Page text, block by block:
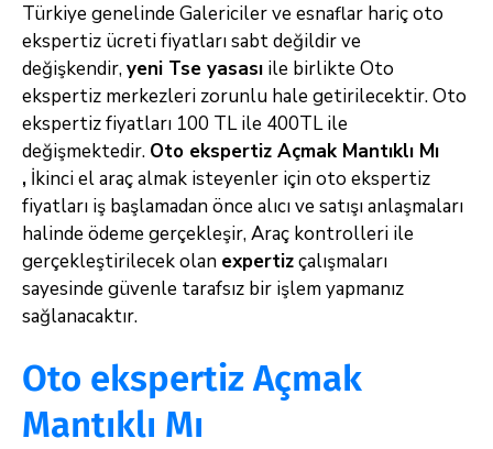
Türkiye genelinde Galericiler ve esnaflar hariç oto
ekspertiz ücreti fiyatları sabt değildir ve
değişkendir,yeni Tse yasası ile birlikte Oto
ekspertiz merkezleri zorunlu hale getirilecektir. Oto
ekspertiz fiyatları 100 TL ile 400TL ile
değişmektedir. Oto ekspertiz Açmak Mantıklı Mı
, İkinci el araç almak isteyenler için oto ekspertiz
fiyatları iş başlamadan önce alıcı ve satışı anlaşmaları
halinde ödeme gerçekleşir, Araç kontrolleri ile
gerçekleştirilecek olan expertizçalışmaları
sayesinde güvenle tarafsız bir işlem yapmanız
sağlanacaktır.
Oto ekspertiz Açmak
Mantıklı Mı